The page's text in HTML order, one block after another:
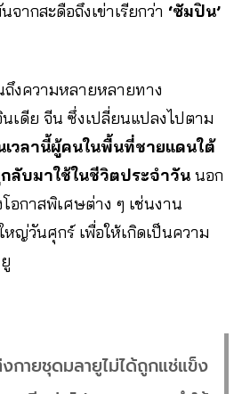
จากสะดือถึงเข่าเรียกว่า ‘ซัมปิน’
งความหลายหลายทาง
เดีย จีน ซึ่งเปลี่ยนแปลงไปตาม
เวลานี้ผู้คนในพื้นที่ชายแดนใต้
ลับมาใช้ในชีวิตประจำวัน นอก
อกาสพิเศษต่าง ๆ เช่นงาน
ญ่วันศุกร์ เพื่อให้เกิดเป็นความ
กายชุดมลายูไม่ได้ถูกแช่แข็ง